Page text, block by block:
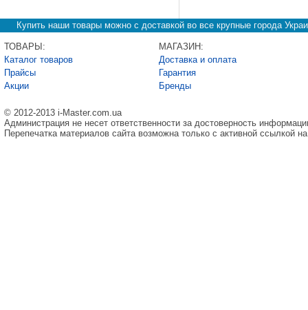
Купить наши товары можно с доставкой во все крупные города
ТОВАРЫ:
Каталог товаров
Прайсы
Акции
МАГАЗИН:
Доставка и оплата
Гарантия
Бренды
© 2012-2013 i-Master.com.ua
Администрация не несет ответственности за достоверность
Перепечатка материалов сайта возможна только с активной ссылкой